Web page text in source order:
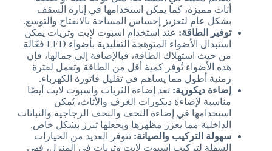
أثاث مميزة، كما يمكن استخدامها في إنارة السقف
بشكل عام لتعزيز إحساس المساحة بالانفتاح والتوسع.
توفير الطاقة: عند استخدام اسبوت لايت وثريات يمكن
استبدال الأضواء المتوهجة التقليدية بأضواء LED فعّالة
من حيث استهلاك الطاقة، فبالإضافة إلى جمالها، فإن
هذه الأضواء تُوفر كمية أقل من الطاقة وتعمل لفترة
زمنية أطول مما يساهم في تقليل فاتورة الكهرباء.
إضاءة ديكورية: تعد إضاءة الثريات واسبوت لايت أيضًا
مناسبة لإضاءة ديكورات الغرف والأثاث، يُمكن
استخدامها في إضاءة التحف والتحف الزجاجية والنباتات
الداخلية مما يعزز مظهرها ويجعلها تبرز بشكل خاص.
سهولة التركيب والصيانة: تتوفر العديد من الخيارات
السهلة لتركيب اسبوت لايت وثريات في المنزل، فهي